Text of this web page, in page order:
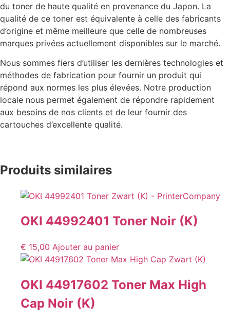
du toner de haute qualité en provenance du Japon. La
qualité de ce toner est équivalente à celle des fabricants
d’origine et même meilleure que celle de nombreuses
marques privées actuellement disponibles sur le marché.
Nous sommes fiers d’utiliser les dernières technologies et
méthodes de fabrication pour fournir un produit qui
répond aux normes les plus élevées. Notre production
locale nous permet également de répondre rapidement
aux besoins de nos clients et de leur fournir des
cartouches d’excellente qualité.
Produits similaires
OKI 44992401 Toner Noir (K)
€ 15,00 Ajouter au panier
OKI 44917602 Toner Max High
Cap Noir (K)